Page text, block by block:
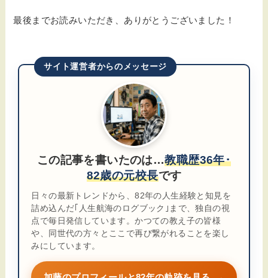
最後までお読みいただき、ありがとうございました！
サイト運営者からのメッセージ
この記事を書いたのは…教職歴36年･
82歳の元校長です
日々の最新トレンドから、82年の人生経験と知見を
詰め込んだ｢人生航海のログブック｣まで、独自の視
点で毎日発信しています。かつての教え子の皆様
や、同世代の方々とここで再び繋がれることを楽し
みにしています。